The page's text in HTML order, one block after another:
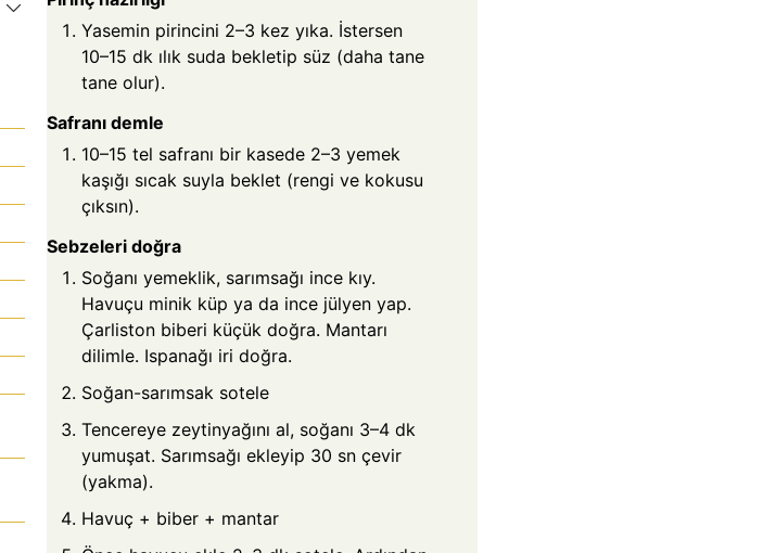
Yasemin pirincini 2–3 kez yıka. İstersen
10–15 dk ılık suda bekletip süz (daha tane
tane olur).
Safranı demle
10–15 tel safranı bir kasede 2–3 yemek
kaşığı sıcak suyla beklet (rengi ve kokusu
çıksın).
Sebzeleri doğra
Soğanı yemeklik, sarımsağı ince kıy.
Havuçu minik küp ya da ince jülyen yap.
Çarliston biberi küçük doğra. Mantarı
dilimle. Ispanağı iri doğra.
Soğan-sarımsak sotele
Tencereye zeytinyağını al, soğanı 3–4 dk
yumuşat. Sarımsağı ekleyip 30 sn çevir
(yakma).
Havuç + biber + mantar